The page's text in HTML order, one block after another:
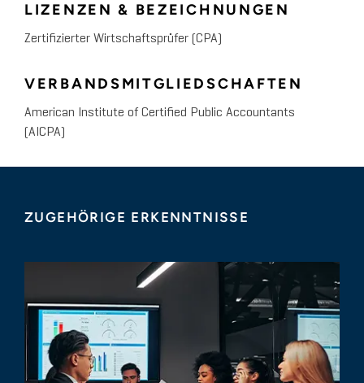
LIZENZEN & BEZEICHNUNGEN
Zertifizierter Wirtschaftsprüfer (CPA)
VERBANDSMITGLIEDSCHAFTEN
American Institute of Certified Public Accountants
(AICPA)
ZUGEHÖRIGE ERKENNTNISSE